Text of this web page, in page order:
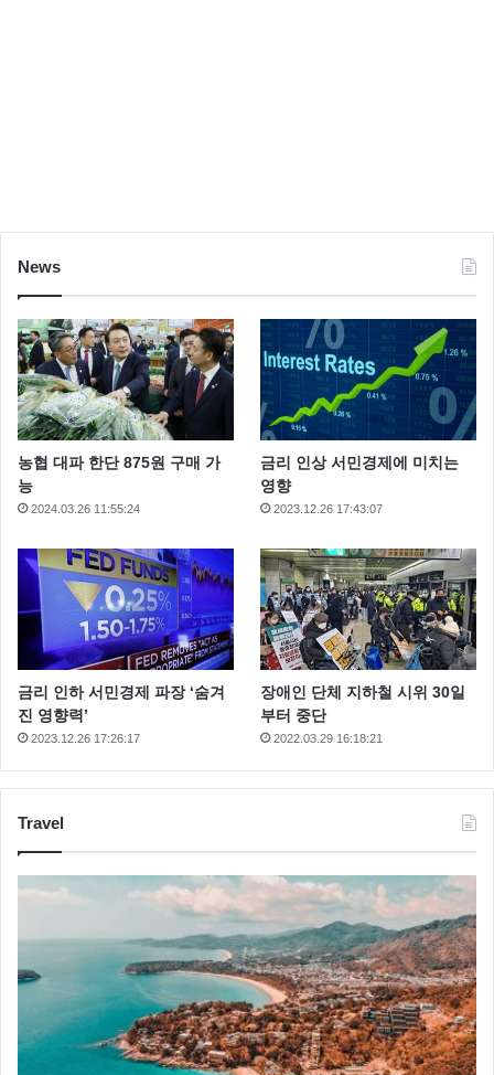
News
농협 대파 한단 875원 구매 가
능
2024.03.26 11:55:24
금리 인상 서민경제에 미치는
영향
2023.12.26 17:43:07
금리 인하 서민경제 파장 ‘숨겨
진 영향력’
2023.12.26 17:26:17
장애인 단체 지하철 시위 30일
부터 중단
2022.03.29 16:18:21
Travel